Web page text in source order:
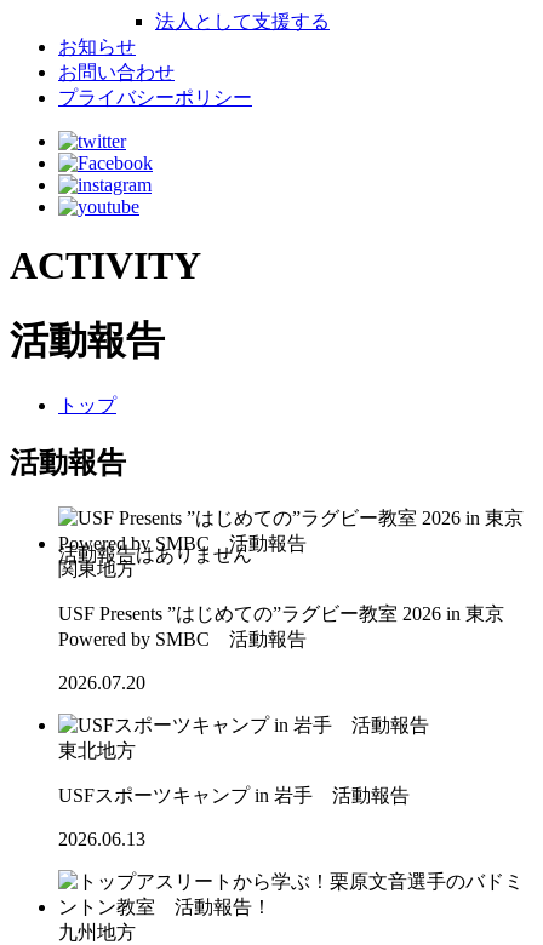
法人として支援する
お知らせ
お問い合わせ
プライバシーポリシー
ACTIVITY
活動報告
トップ
活動報告
関東地方
USF Presents ”はじめての”ラグビー教室 2026 in 東京
Powered by SMBC 活動報告
2026.07.20
東北地方
USFスポーツキャンプ in 岩手 活動報告
2026.06.13
九州地方